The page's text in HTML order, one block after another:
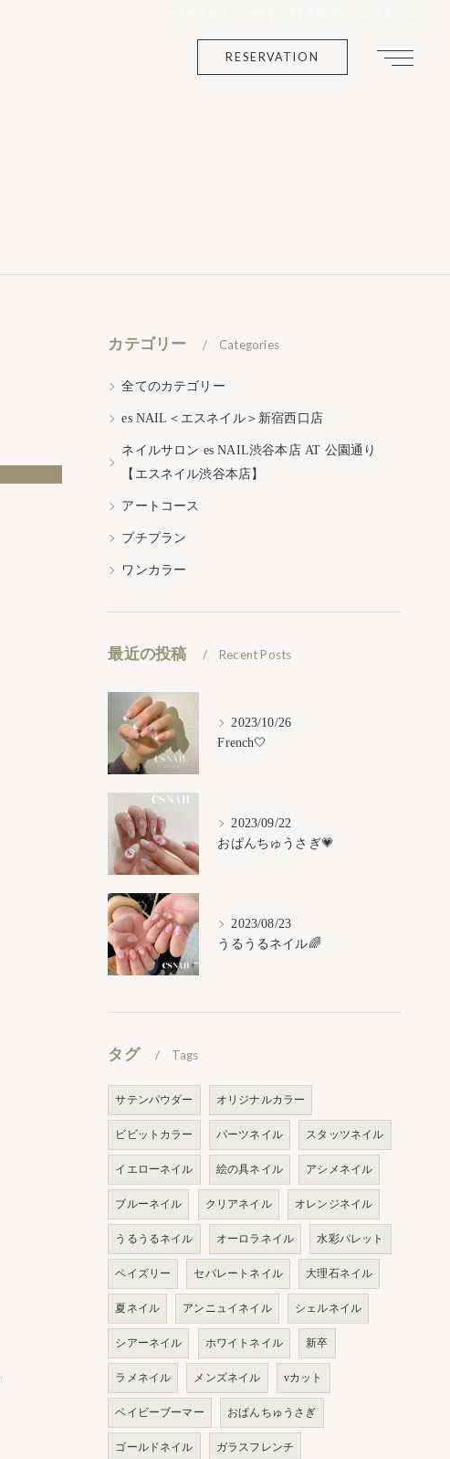
RESERVATION
カテゴリー Categories
全てのカテゴリー
es NAIL＜エスネイル＞新宿西口店
ネイルサロン es NAIL渋谷本店 AT 公園通り
【エスネイル渋谷本店】
アートコース
プチプラン
ワンカラー
最近の投稿 Recent Posts
2023/10/26
French🤍
2023/09/22
おぱんちゅうさぎ💗
2023/08/23
うるうるネイル🌈
タグ Tags
サテンパウダー オリジナルカラー
ビビットカラー パーツネイル スタッツネイル
イエローネイル 絵の具ネイル アシメネイル
ブルーネイル クリアネイル オレンジネイル
うるうるネイル オーロラネイル 水彩パレット
ペイズリー セパレートネイル 大理石ネイル
夏ネイル アンニュイネイル シェルネイル
シアーネイル ホワイトネイル 新卒
ラメネイル メンズネイル vカット
ベイビーブーマー おぱんちゅうさぎ
ゴールドネイル ガラスフレンチ